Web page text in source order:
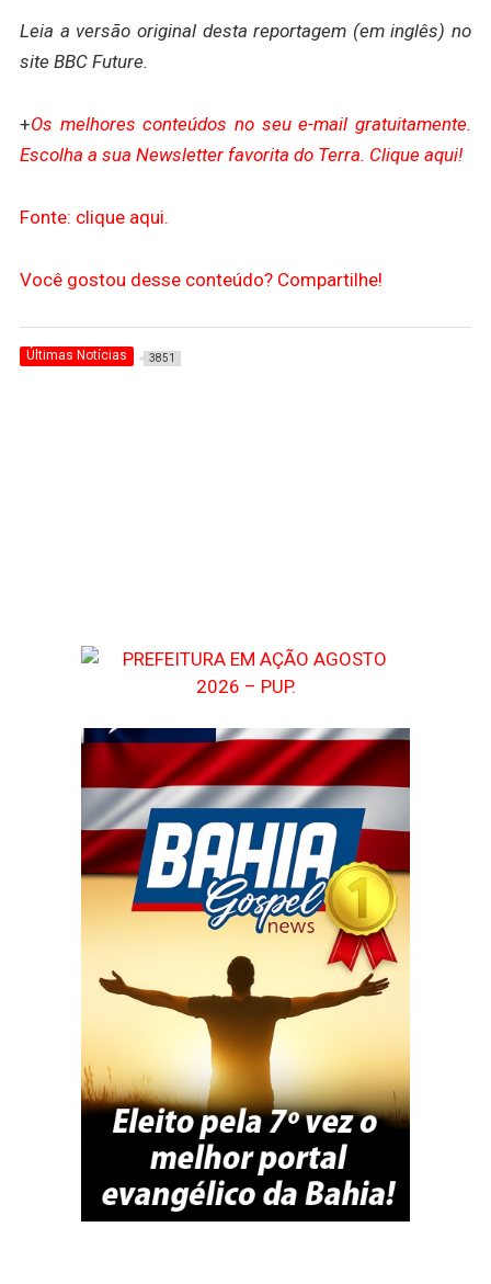
Leia a versão original desta reportagem (em inglês) no
site BBC Future.
+Os melhores conteúdos no seu e-mail gratuitamente.
Escolha a sua Newsletter favorita do Terra. Clique aqui!
Fonte: clique aqui.
Você gostou desse conteúdo? Compartilhe!
Últimas Notícias 3851